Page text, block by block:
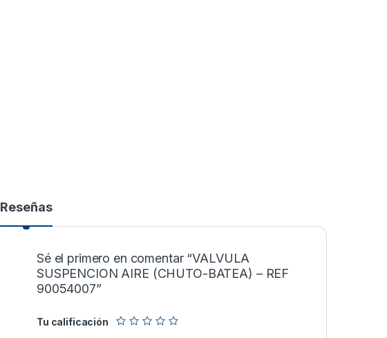
Reseñas
Sé el primero en comentar “VALVULA
SUSPENCION AIRE (CHUTO-BATEA) – REF
90054007”
Tu calificación